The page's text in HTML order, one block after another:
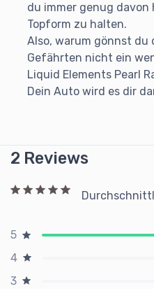
du immer genug
Topform zu halten.
Also, warum gönnst du
Gefährten nicht ein
Liquid Elements Pearl
Dein Auto wird es dir
2 Reviews
5
4
3